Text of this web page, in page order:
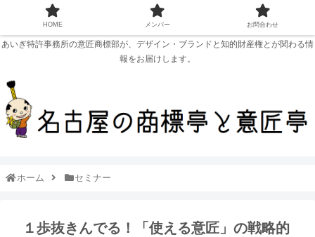
あいぎ特許事務所の意匠商標部が、デザイン・ブランドと知的財産権とが関わる情
報をお届けします。
ホーム セミナー
１歩抜きんでる！「使える意匠」の戦略的
HOME メンバー お問合わせ